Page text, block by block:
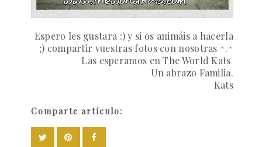
Espero les gustara :) y si os animáis a hacerla
;) compartir vuestras fotos con nosotras ^.^
Las esperamos en The World Kats
Un abrazo Familia.
Kats
Comparte artículo: